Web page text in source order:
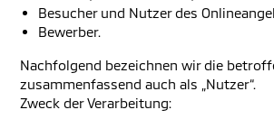
Besucher und Nutzer des
Bewerber.
Nachfolgend bezeichnen wir die
zusammenfassend auch als „Nutzer“.
Zweck der Verarbeitung: